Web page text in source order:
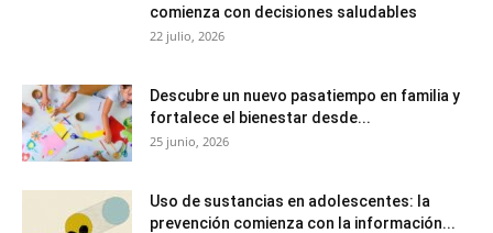
comienza con decisiones saludables
22 julio, 2026
Descubre un nuevo pasatiempo en familia y
fortalece el bienestar desde...
25 junio, 2026
Uso de sustancias en adolescentes: la
prevención comienza con la información...